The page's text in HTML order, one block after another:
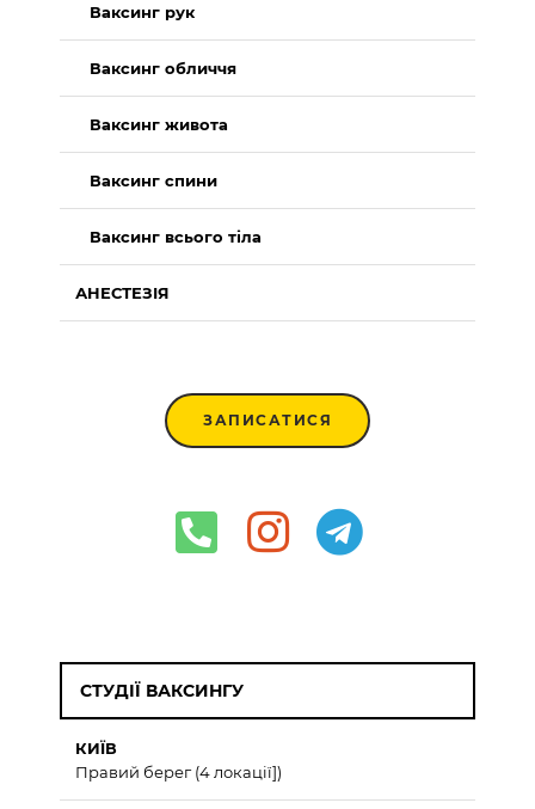
Ваксинг рук
Ваксинг обличчя
Ваксинг живота
Ваксинг спини
Ваксинг всього тіла
АНЕСТЕЗІЯ
ЗАПИСАТИСЯ
СТУДІЇ ВАКСИНГУ
КИЇВ
Правий берег (4 локації])